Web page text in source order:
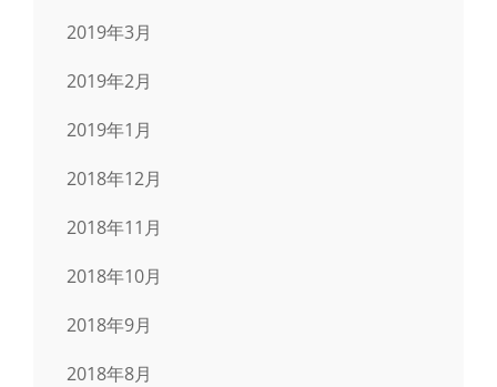
2019年3月
2019年2月
2019年1月
2018年12月
2018年11月
2018年10月
2018年9月
2018年8月